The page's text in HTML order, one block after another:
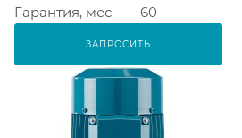
Гарантия, мес
60
ЗАПРОСИТЬ